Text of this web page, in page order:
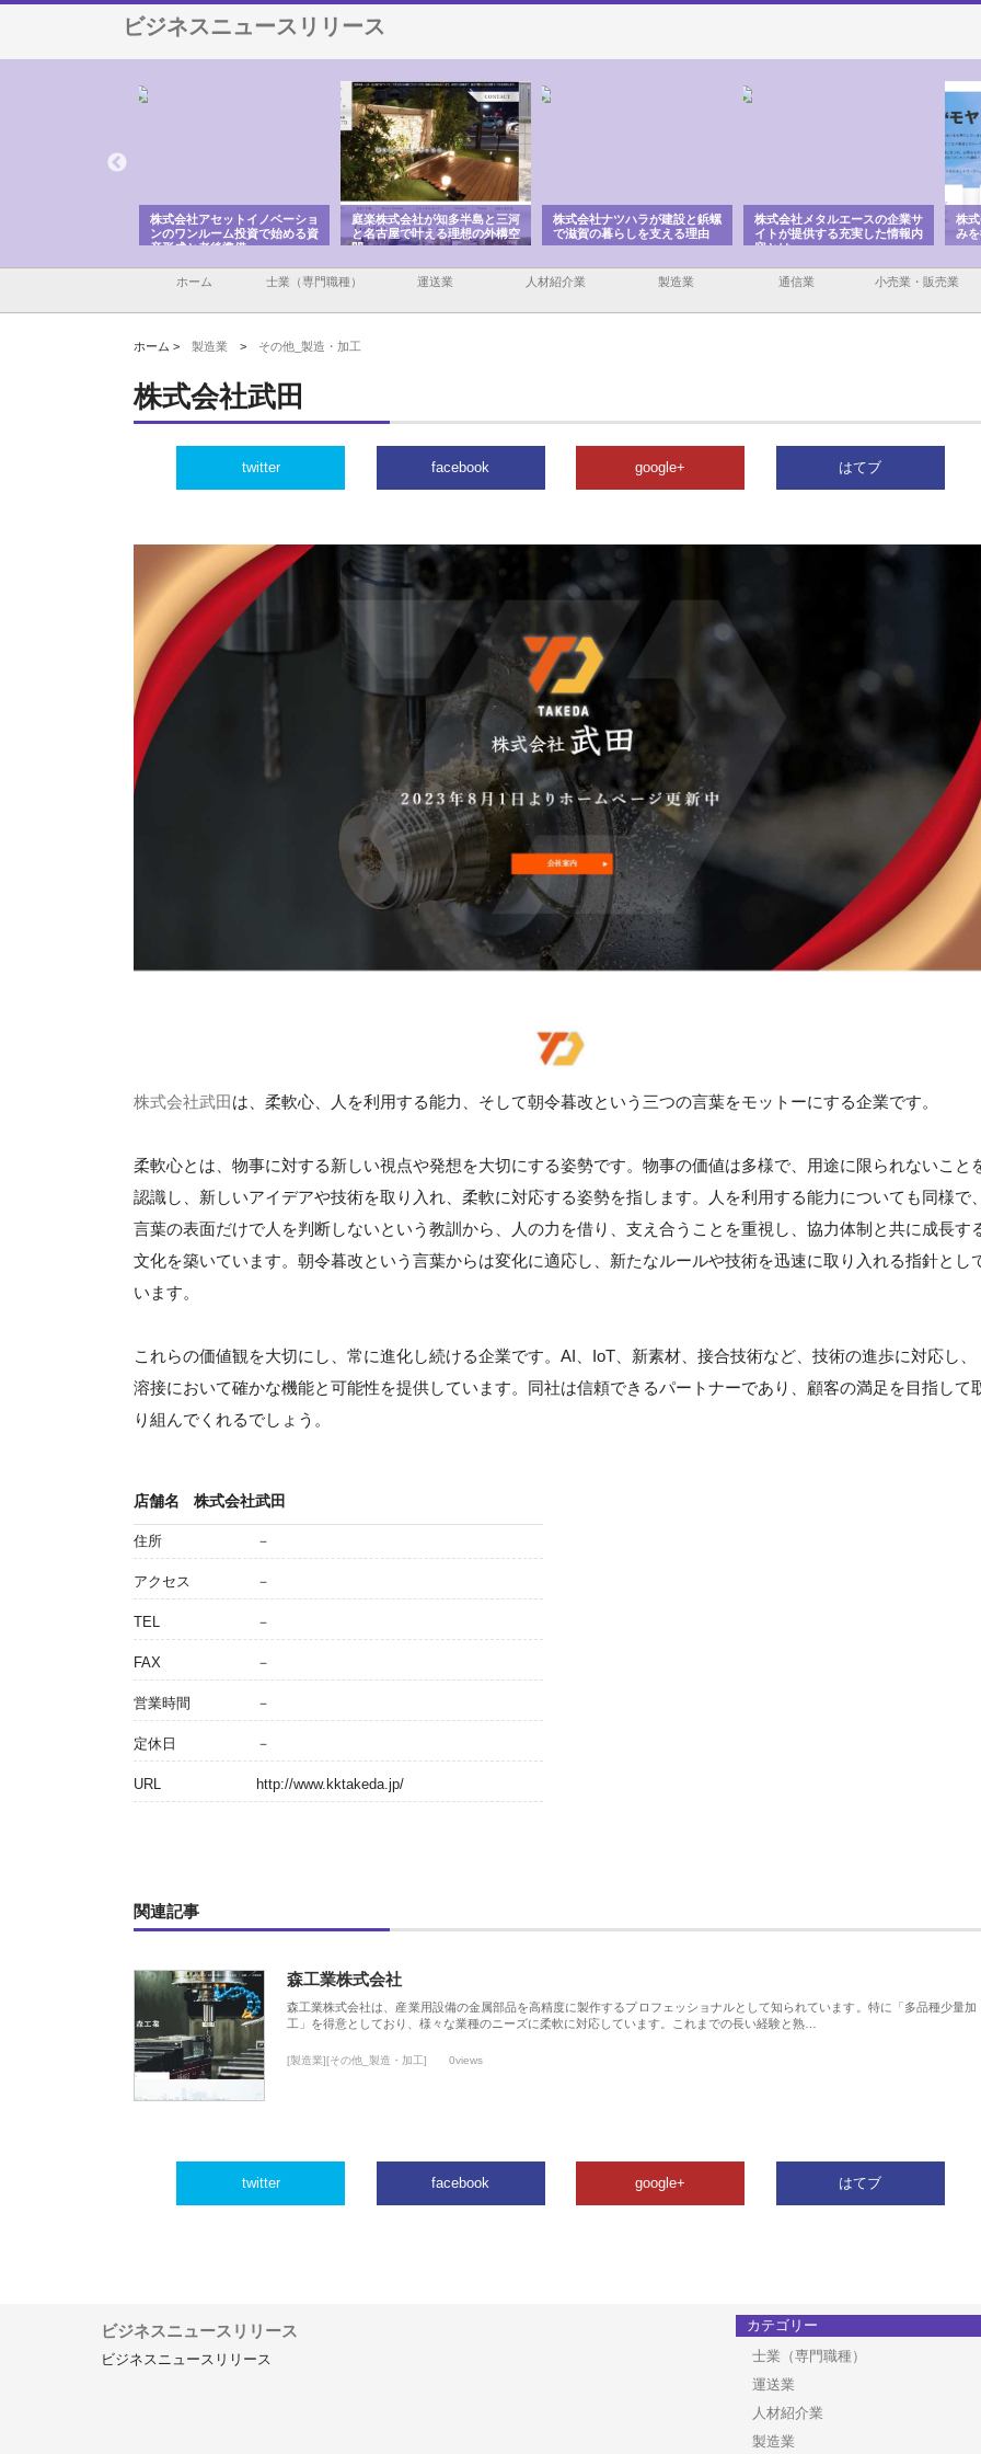
ビジネスニュースリリース
株式会社アセットイノベーショ
ンのワンルーム投資で始める資
産形成と老後準備
庭楽株式会社が知多半島と三河
と名古屋で叶える理想の外構空
間
株式会社ナツハラが建設と鋲螺
で滋賀の暮らしを支える理由
株式会社メタルエースの企業サ
イトが提供する充実した情報内
容とは
株
み
ホーム 士業（専門職種） 運送業 人材紹介業 製造業 通信業 小売業・販売業
ホーム > 製造業 > その他_製造・加工
株式会社武田
twitter facebook google+ はてブ
株式会社武田は、柔軟心、人を利用する能力、そして朝令暮改という三つの言葉をモットーにする企業です。
柔軟心とは、物事に対する新しい視点や発想を大切にする姿勢です。物事の価値は多様で、用途に限られないこと
認識し、新しいアイデアや技術を取り入れ、柔軟に対応する姿勢を指します。人を利用する能力についても同様で、
言葉の表面だけで人を判断しないという教訓から、人の力を借り、支え合うことを重視し、協力体制と共に成長す
文化を築いています。朝令暮改という言葉からは変化に適応し、新たなルールや技術を迅速に取り入れる指針とし
います。
これらの価値観を大切にし、常に進化し続ける企業です。AI、IoT、新素材、接合技術など、技術の進歩に対応し、
溶接において確かな機能と可能性を提供しています。同社は信頼できるパートナーであり、顧客の満足を目指して
り組んでくれるでしょう。
店舗名 株式会社武田
住所 －
アクセス －
TEL －
FAX －
営業時間 －
定休日 －
URL http://www.kktakeda.jp/
関連記事
森工業株式会社
森工業株式会社は、産業用設備の金属部品を高精度に製作するプロフェッショナルとして知られています。特に「多品種少量加
工」を得意としており、様々な業種のニーズに柔軟に対応しています。これまでの長い経験と熟…
[製造業][その他_製造・加工] 0views
twitter facebook google+ はてブ
ビジネスニュースリリース
ビジネスニュースリリース
カテゴリー
士業（専門職種）
運送業
人材紹介業
製造業